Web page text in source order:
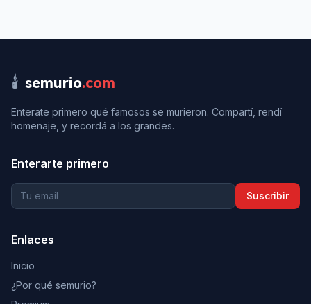
🕯️ semurio.com
Enterate primero qué famosos se murieron. Compartí, rendí
homenaje, y recordá a los grandes.
Enterarte primero
Suscribir
Enlaces
Inicio
¿Por qué semurio?